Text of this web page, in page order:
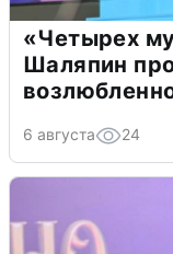
«Четырех
Шаляпин
6 августа 24